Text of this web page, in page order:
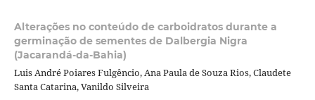
Alterações no conteúdo de carboidratos durante a
germinação de sementes de Dalbergia Nigra
(Jacarandá-da-Bahia)
Luis André Poiares Fulgêncio, Ana Paula de Souza Rios, Claudete
Santa Catarina, Vanildo Silveira